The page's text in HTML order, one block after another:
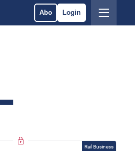
Abo Login
Rail Business